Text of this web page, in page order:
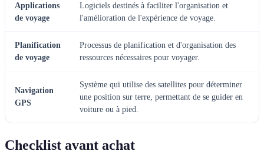
Applications
de voyage
Logiciels destinés à faciliter l'organisation et
l'amélioration de l'expérience de voyage.
Planification
de voyage
Processus de planification et d'organisation des
ressources nécessaires pour voyager.
Navigation
GPS
Système qui utilise des satellites pour déterminer
une position sur terre, permettant de se guider en
voiture ou à pied.
Checklist avant achat